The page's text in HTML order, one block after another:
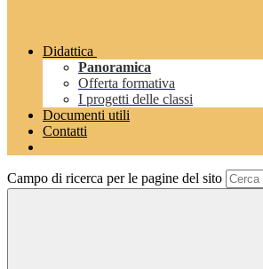
Didattica
Panoramica
Offerta formativa
I progetti delle classi
Documenti utili
Contatti
Campo di ricerca per le pagine del sito